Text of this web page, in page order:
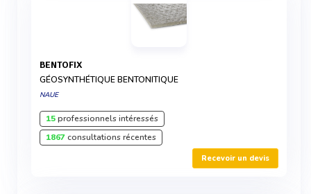
BENTOFIX
GÉOSYNTHÉTIQUE BENTONITIQUE
NAUE
15professionnels intéressés
1867consultations récentes
Recevoir un devis